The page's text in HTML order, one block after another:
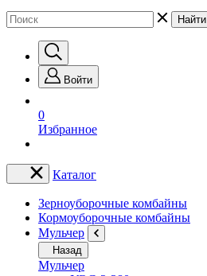
Найти
Войти
0
Избранное
Каталог
Зерноуборочные комбайны
Кормоуборочные комбайны
Мульчер
Назад
Мульчер